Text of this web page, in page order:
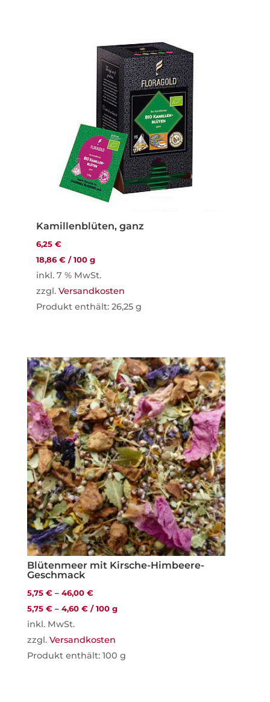
Kamillenblüten, ganz
6,25 €
18,86 €/100 g
inkl. 7 % MwSt.
zzgl. Versandkosten
Produkt enthält: 26,25 g
Blütenmeer mit Kirsche-Himbeere-
Geschmack
5,75€ –46,00€
5,75€ –4,60€ /100 g
inkl. MwSt.
zzgl.Versandkosten
Produkt enthält: 100g